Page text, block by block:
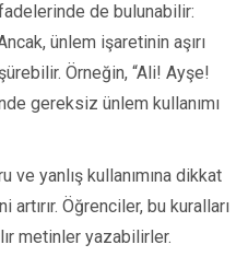
de bulunabilir:
ünlem işaretinin aşırı
Örneğin, “Ali! Ayşe!
gereksiz ünlem kullanımı
ve yanlış kullanımına dikkat
Öğrenciler, bu kuralları
metinler yazabilirler.